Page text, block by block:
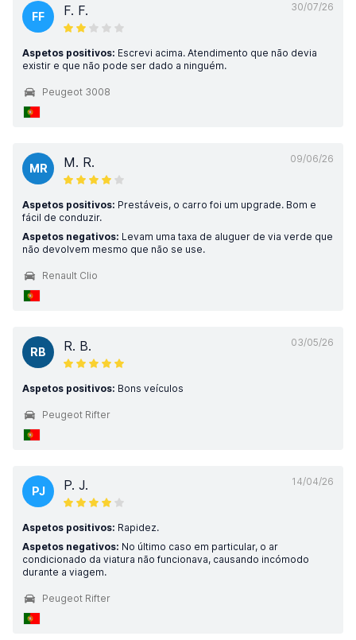
30/07/26
FF F. F.
Aspetos positivos: Escrevi acima. Atendimento que não devia
existir e que não pode ser dado a ninguém.
Peugeot 3008
09/06/26
MR M. R.
Aspetos positivos: Prestáveis, o carro foi um upgrade. Bom e
fácil de conduzir.
Aspetos negativos: Levam uma taxa de aluguer de via verde que
não devolvem mesmo que não se use.
Renault Clio
03/05/26
RB R. B.
Aspetos positivos: Bons veículos
Peugeot Rifter
14/04/26
PJ P. J.
Aspetos positivos: Rapidez.
Aspetos negativos: No último caso em particular, o ar
condicionado da viatura não funcionava, causando incómodo
durante a viagem.
Peugeot Rifter